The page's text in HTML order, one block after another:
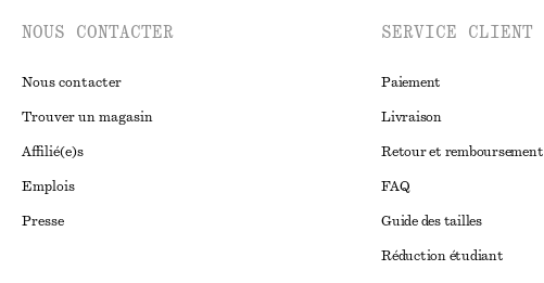
NOUS CONTACTER
Nous contacter
Trouver un magasin
Affilié(e)s
Emplois
Presse
SERVICE CLIENT
Paiement
Livraison
Retour et remboursement
FAQ
Guide des tailles
Réduction étudiant